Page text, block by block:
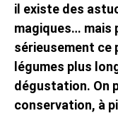
il existe des
magiques… mais
sérieusement ce
légumes plus
dégustation. On
conservation, à